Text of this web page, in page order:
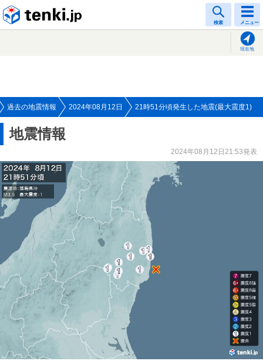
検索 メニュー
現在地
過去の地震情報 2024年08月12日 21時51分頃発生した地震(最大震度1)
地震情報
2024年08月12日21:53発表